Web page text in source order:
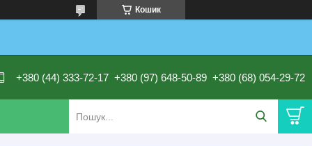
Кошик
+380 (44) 333-72-17 +380 (97) 648-50-89 +380 (68) 054-29-72